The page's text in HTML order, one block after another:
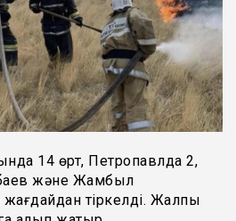
14 өрт, Петропавлда 2,
және Жамбыл
тіркелді. Жалпы